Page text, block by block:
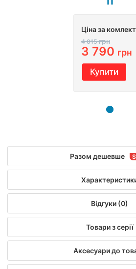
Ціна за
4 015грн
3 790 грн
Купити
Разом дешевше
Відгуки (0)
Товари з серії
Аксесуари до